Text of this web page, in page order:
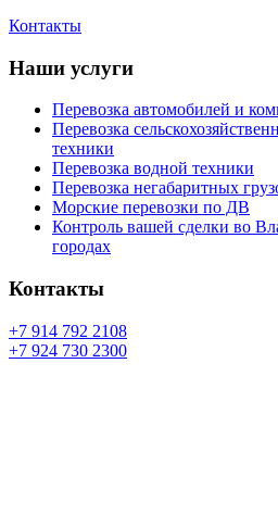
Контакты
Наши услуги
Перевозка автомобилей и
Перевозка
техники
Перевозка водной техники
Перевозка негабаритных
Морские перевозки по ДВ
Контроль вашей сделки во
городах
Контакты
+7 914 792 2108
+7 924 730 2300